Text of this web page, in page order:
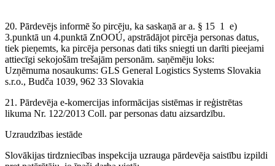
20. Pārdevējs informē šo pircēju, ka saskaņā ar a. § 15 1 e)
3.punktā un 4.punktā ZnOOÚ, apstrādājot pircēja personas datus,
tiek pieņemts, ka pircēja personas dati tiks sniegti un darīti pieejami
attiecīgi sekojošām trešajām personām. saņēmēju loks:
Uzņēmuma nosaukums: GLS General Logistics Systems Slovakia
s.r.o., Budča 1039, 962 33 Slovakia
21. Pārdevēja e-komercijas informācijas sistēmas ir reģistrētas
likuma Nr. 122/2013 Coll. par personas datu aizsardzību.
Uzraudzības iestāde
Slovākijas tirdzniecības inspekcija uzrauga pārdevēja saistību izpildi